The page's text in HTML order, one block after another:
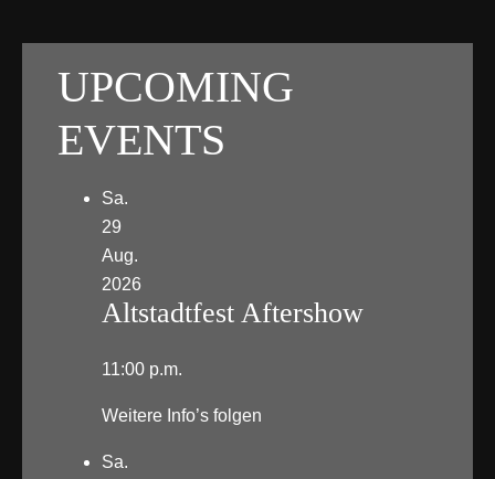
UPCOMING
EVENTS
Sa.
29
Aug.
2026
Altstadtfest Aftershow
11:00 p.m.
Weitere Info’s folgen
Sa.